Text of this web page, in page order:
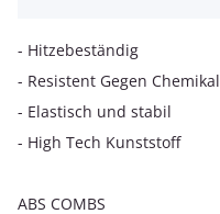
- Hitzebeständig
- Resistent Gegen
- Elastisch und stabil
- High Tech Kunststoff
ABS COMBS